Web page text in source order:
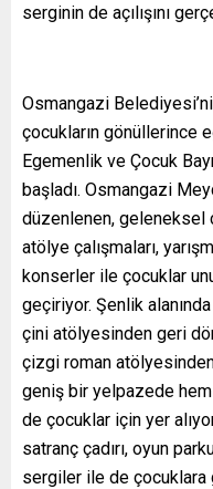
serginin de açılışını
Osmangazi
çocukların gönüllerince
Egemenlik ve Çocuk
başladı. Osmangazi
düzenlenen, geleneksel
atölye çalışmaları,
konserler ile çocuklar
geçiriyor. Şenlik
çini atölyesinden geri
çizgi roman
geniş bir yelpazede
de çocuklar için yer
satranç çadırı, oyun
sergiler ile de çocuklara